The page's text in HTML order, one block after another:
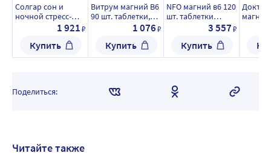
Солгар сон и
ночной стресс-
контроль 30 шт.
534 мг
1 921₽
Купить
Витрум магний В6
90 шт. таблетки,
оболочкой массой
1200 мг
1 076₽
Купить
NFO магний в6 120
шт. таблетки
массой 1000 мг
3 557₽
Купить
магний
770 мг
Поделиться:
Читайте также